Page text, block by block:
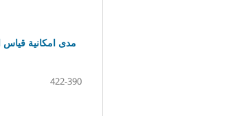
مدى امكانية قياس
422-390